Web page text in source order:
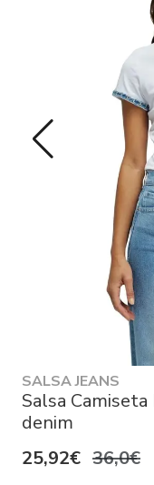
SALSA JEANS
Salsa
denim
25,92€ 36,0€